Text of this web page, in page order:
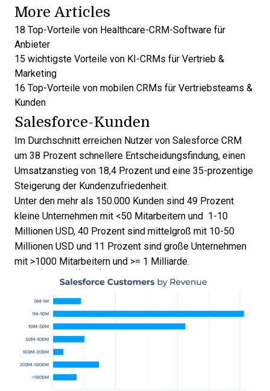
More Articles
18 Top-Vorteile von Healthcare-CRM-Software für
Anbieter
15 wichtigste Vorteile von KI-CRMs für Vertrieb &
Marketing
16 Top-Vorteile von mobilen CRMs für Vertriebsteams &
Kunden
Salesforce-Kunden
Im Durchschnitt erreichen Nutzer von Salesforce CRM
um 38 Prozent schnellere Entscheidungsfindung, einen
Umsatzanstieg von 18,4 Prozent und eine 35-prozentige
Steigerung der Kundenzufriedenheit.
Unter den mehr als 150.000 Kunden sind 49 Prozent
kleine Unternehmen mit <50 Mitarbeitern und 1-10
Millionen USD, 40 Prozent sind mittelgroß mit 10-50
Millionen USD und 11 Prozent sind große Unternehmen
mit >1000 Mitarbeitern und >= 1 Milliarde.